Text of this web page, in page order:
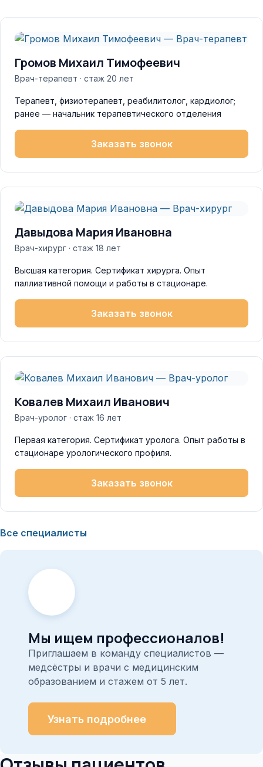
Громов Михаил Тимофеевич
Врач-терапевт · стаж 20 лет
Терапевт, физиотерапевт, реабилитолог, кардиолог;
ранее — начальник терапевтического отделения
Заказать звонок
Давыдова Мария Ивановна
Врач-хирург · стаж 18 лет
Высшая категория. Сертификат хирурга. Опыт
паллиативной помощи и работы в стационаре.
Заказать звонок
Ковалев Михаил Иванович
Врач-уролог · стаж 16 лет
Первая категория. Сертификат уролога. Опыт работы в
стационаре урологического профиля.
Заказать звонок
Все специалисты
Мы ищем профессионалов!
Приглашаем в команду специалистов —
медсёстры и врачи с медицинским
образованием и стажем от 5 лет.
Узнать подробнее